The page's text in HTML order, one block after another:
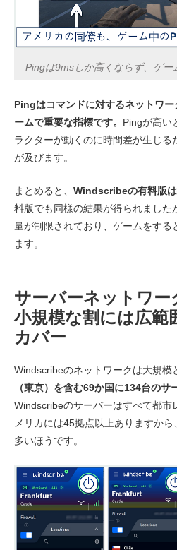
Pingは9msしか高くならず、ゲー
Pingはコマンドに対するネットワ
ームで重要な指標です。 Pingが高い
ラクターが動くのに時間差が生じ
が及びます。
まとめると、 Windscribeの有料版
料版でも同様の結果が得られました
量が制限されており、ゲームをする
ます。
サーバーネットワー
小規模な割には広範
カバー
Windscribeのネットワークは大規模
（東京）を含む69か国に134台のサ
Windscribeのサーバーはすべて都市
メリカには45拠点以上ありますか
多いほうです。